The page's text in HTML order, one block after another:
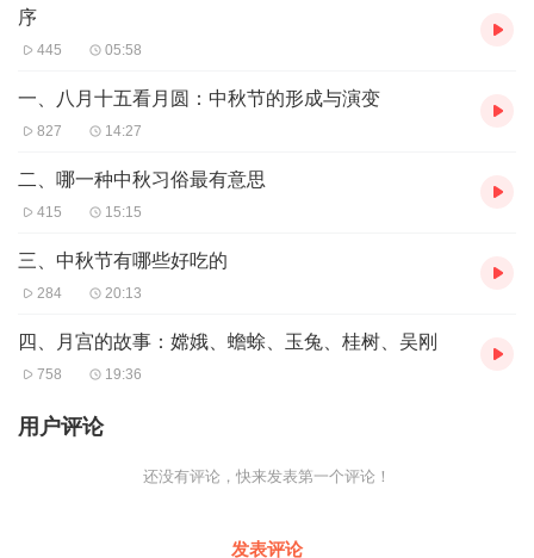
序
445 05:58
一、八月十五看月圆：中秋节的形成与演变
827 14:27
二、哪一种中秋习俗最有意思
415 15:15
三、中秋节有哪些好吃的
284 20:13
四、月宫的故事：嫦娥、蟾蜍、玉兔、桂树、吴刚
758 19:36
用户评论
还没有评论，快来发表第一个评论！
发表评论